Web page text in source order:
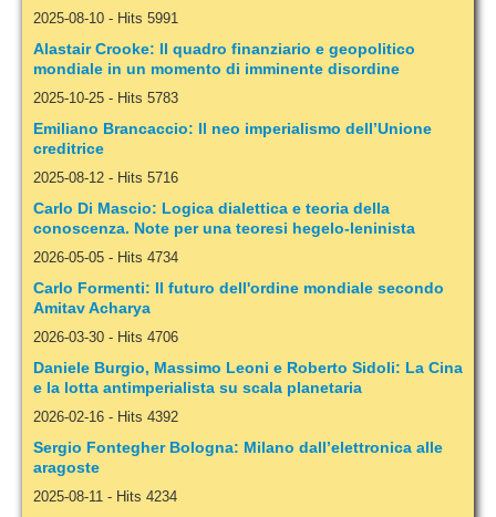
2025-08-10 - Hits 5991
Alastair Crooke: Il quadro finanziario e geopolitico
mondiale in un momento di imminente disordine
2025-10-25 - Hits 5783
Emiliano Brancaccio: Il neo imperialismo dell’Unione
creditrice
2025-08-12 - Hits 5716
Carlo Di Mascio: Logica dialettica e teoria della
conoscenza. Note per una teoresi hegelo-leninista
2026-05-05 - Hits 4734
Carlo Formenti: Il futuro dell'ordine mondiale secondo
Amitav Acharya
2026-03-30 - Hits 4706
Daniele Burgio, Massimo Leoni e Roberto Sidoli: La Cina
e la lotta antimperialista su scala planetaria
2026-02-16 - Hits 4392
Sergio Fontegher Bologna: Milano dall’elettronica alle
aragoste
2025-08-11 - Hits 4234